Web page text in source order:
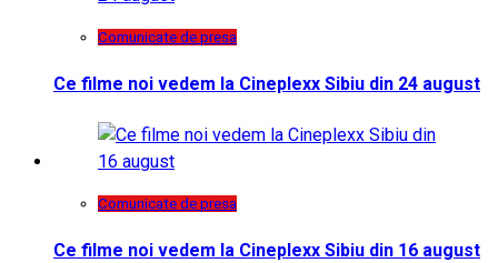
Comunicate de presa
Ce filme noi vedem la Cineplexx Sibiu din 24 august
Comunicate de presa
Ce filme noi vedem la Cineplexx Sibiu din 16 august